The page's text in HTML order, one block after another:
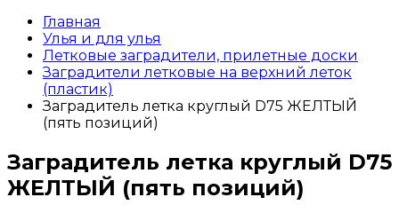
Главная
Улья и для улья
Летковые заградители, прилетные доски
Заградители летковые на верхний леток
(пластик)
Заградитель летка круглый D75 ЖЕЛТЫЙ
(пять позиций)
Заградитель летка круглый D75
ЖЕЛТЫЙ (пять позиций)